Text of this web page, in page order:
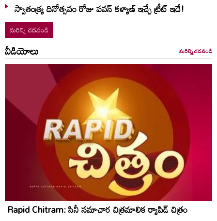
స్వాతంత్య్ర దినోత్సవం రోజు పవన్ కళ్యాణ్ ఇచ్చే ట్రీట్ ఇదే!
మరిన్ని చదవండి
వీడియోలు మరిన్ని చదవండి
Rapid Chitram: సినీ సమాచార చిత్రమాలిక ర్యాపిడ్‌ చిత్రం